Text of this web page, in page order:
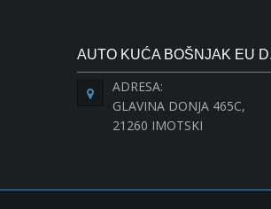
AUTO KUĆA BOŠNJAK EU
ADRESA:
GLAVINA DONJA 465C,
21260 IMOTSKI